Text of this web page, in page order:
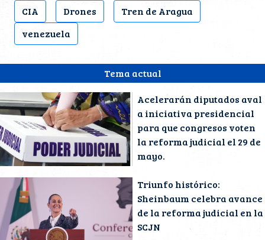
Tema actual
Acelerarán diputados aval
a iniciativa presidencial
para que congresos voten
la reforma judicial el 29 de
mayo.
Triunfo histórico:
Sheinbaum celebra avance
de la reforma judicial en la
SCJN
CIA Drones
Tren de Aragua
venezuela